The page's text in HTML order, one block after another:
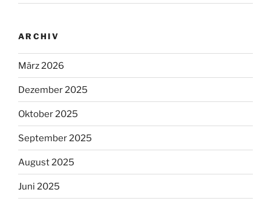
ARCHIV
März 2026
Dezember 2025
Oktober 2025
September 2025
August 2025
Juni 2025